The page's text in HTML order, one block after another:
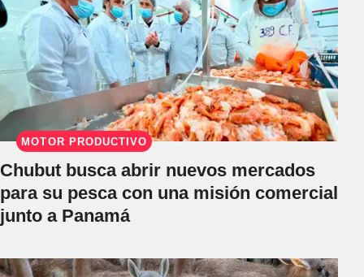
MOTOR PRODUCTIVO
Chubut busca abrir nuevos mercados
para su pesca con una misión comercial
junto a Panamá